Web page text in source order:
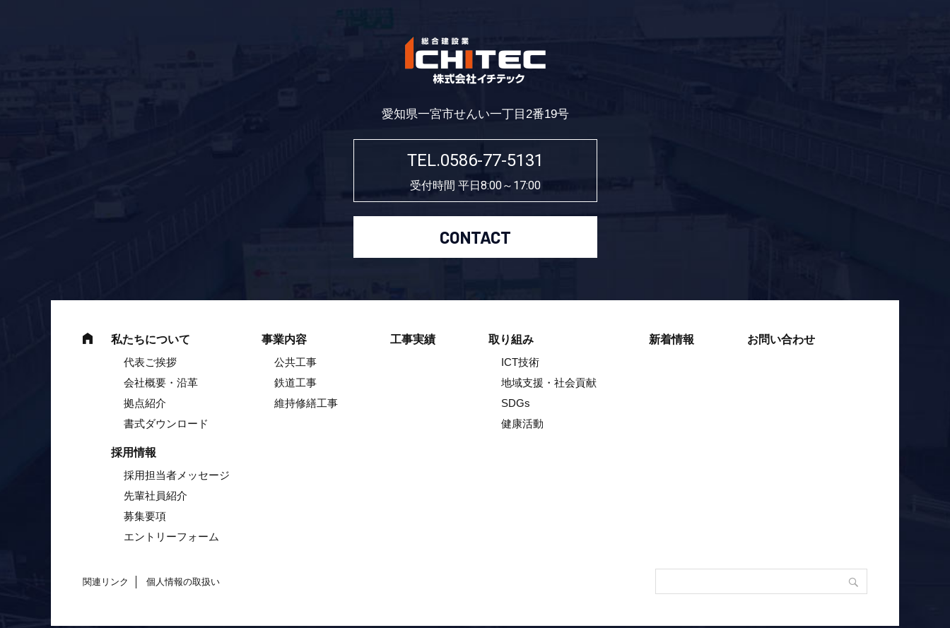
愛知県一宮市せんい一丁目2番19号
TEL.0586-77-5131
受付時間 平日8:00～17:00
CONTACT
私たちについて
代表ご挨拶
会社概要・沿革
拠点紹介
書式ダウンロード
事業内容
公共工事
鉄道工事
維持修繕工事
工事実績
取り組み
ICT技術
地域支援・社会貢献
SDGs
健康活動
新着情報 お問い合わせ
採用情報
採用担当者メッセージ
先輩社員紹介
募集要項
エントリーフォーム
関連リンク 個人情報の取扱い